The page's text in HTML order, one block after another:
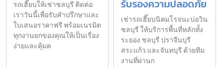
รถเฮี๊ยบให้เช่าชลบุรี ติดต่อ
เราวันนี้เพื่อรับคำปรึกษาและ
ใบเสนอราคาฟรี พร้อมเนรมิต
ทุกงานยกของคุณให้เป็นเรื่อง
ง่ายและคุ้มค
รับรองความปลอดภัย
เช่ารถเฮี๊ยบนิคมโรจนะบ่อวิน
ชลบุรี ให้บริการพื้นที่หลักทั้ง
ระยอง ชลบุรี ปราจีนบุรี
สระแก้ว และจันทบุรี ด้วยทีม
งานที่ผ่านก